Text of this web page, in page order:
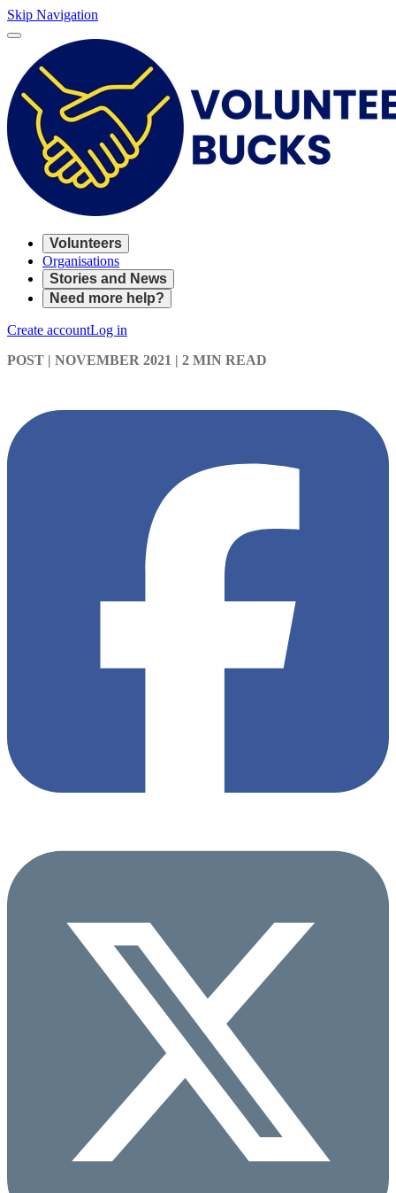
Skip Navigation
Volunteers
Organisations
Stories and News
Need more help?
Create accountLog in
POST | NOVEMBER 2021 | 2 MIN READ